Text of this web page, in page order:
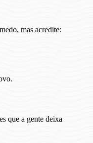
mas acredite:
que a gente deixa